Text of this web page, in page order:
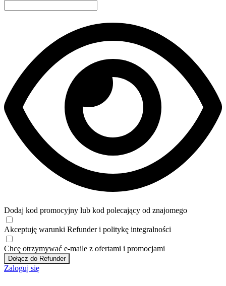
Dodaj kod promocyjny lub kod polecający od znajomego
Akceptuję warunki Refunder i politykę integralności
Chcę otrzymywać e-maile z ofertami i promocjami
Dołącz do Refunder
Zaloguj się